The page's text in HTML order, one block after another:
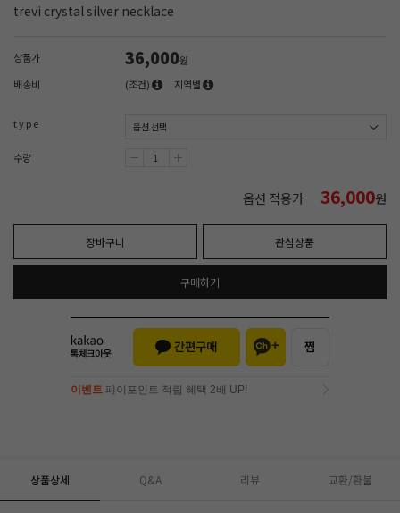
trevi crystal silver necklace
상품가 36,000원
배송비
(조건) 지역별
t y p e
수량
옵션 적용가 36,000원
장바구니 관심상품
구매하기
이벤트 페이포인트 적립 혜택 2배 UP!
상품상세 Q&A 리뷰 교환/환불